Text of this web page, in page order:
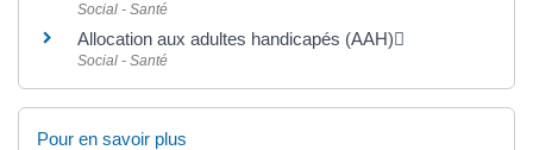
Social - Santé
Allocation aux adultes handicapés (AAH)
Social - Santé
Pour en savoir plus